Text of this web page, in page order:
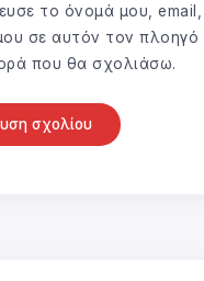
το όνομά μου, email,
σε αυτόν τον πλοηγό
που θα σχολιάσω.